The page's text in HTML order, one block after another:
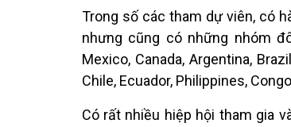
Trong số các tham dự viên, có
nhưng cũng có những nhóm
Mexico, Canada, Argentina,
Chile, Ecuador, Philippines,
Có rất nhiều hiệp hội tham gia